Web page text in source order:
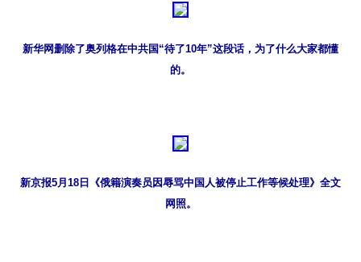
新华网删除了奥列格在中共国“待了10年”这段话，为了什么大家都懂
的。
新京报5月18日《俄籍演奏员因辱骂中国人被停止工作等候处理》全文
网照。